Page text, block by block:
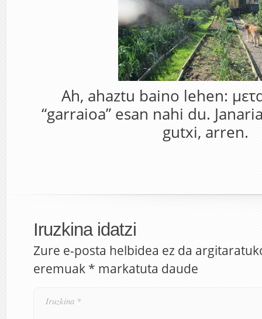
Ah, ahaztu baino lehen:
“garraioa” esan nahi du.
gutxi, arren.
Iruzkina idatzi
Zure e-posta helbidea ez da
eremuak * markatuta daude